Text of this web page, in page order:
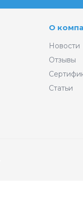
О
Новости
Отзывы
Статьи